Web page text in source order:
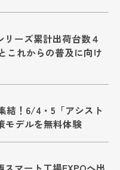
リーズ累計出荷台数４
これからの普及に向け
結！6/4・5「アシスト
モデルを無料体験